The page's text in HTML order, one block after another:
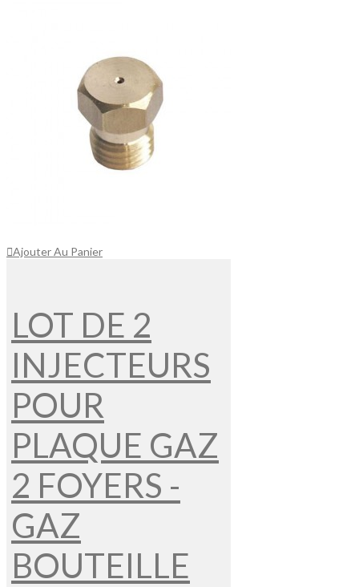
Ajouter Au Panier
LOT DE 2
INJECTEURS
POUR
PLAQUE GAZ
2 FOYERS -
GAZ
BOUTEILLE